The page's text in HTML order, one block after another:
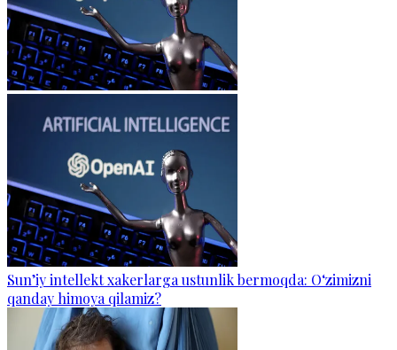
Sun’iy intellekt xakerlarga ustunlik bermoqda: O‘zimizni
qanday himoya qilamiz?